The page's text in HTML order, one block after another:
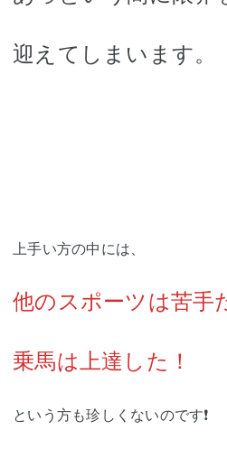
迎えてしまいます。
上手い方の中には、
他のスポーツは苦手
乗馬は上達した！
という方も珍しくないのです❗️